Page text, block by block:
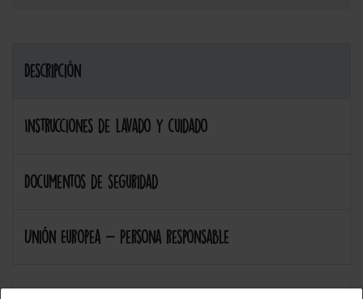
Descripción
Instrucciones de lavado y cuidado
Documentos de seguridad
Unión Europea - Persona responsable